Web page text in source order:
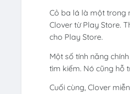
Cỏ ba lá là một trong
Clover từ Play Store.
cho Play Store.
Một số tính năng
tìm kiếm. Nó cũng hỗ
Cuối cùng, Clover